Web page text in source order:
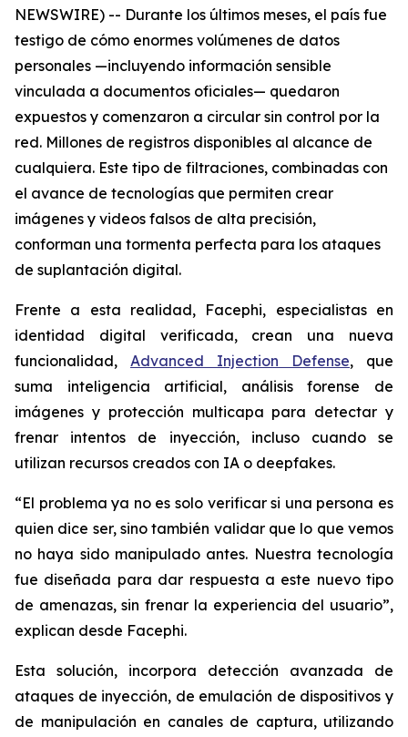
NEWSWIRE) -- Durante los últimos meses, el país fue
testigo de cómo enormes volúmenes de datos
personales —incluyendo información sensible
vinculada a documentos oficiales— quedaron
expuestos y comenzaron a circular sin control por la
red. Millones de registros disponibles al alcance de
cualquiera. Este tipo de filtraciones, combinadas con
el avance de tecnologías que permiten crear
imágenes y videos falsos de alta precisión,
conforman una tormenta perfecta para los ataques
de suplantación digital.
Frente a esta realidad, Facephi, especialistas en
identidad digital verificada, crean una nueva
funcionalidad, Advanced Injection Defense, que
suma inteligencia artificial, análisis forense de
imágenes y protección multicapa para detectar y
frenar intentos de inyección, incluso cuando se
utilizan recursos creados con IA o deepfakes.
“El problema ya no es solo verificar si una persona es
quien dice ser, sino también validar que lo que vemos
no haya sido manipulado antes. Nuestra tecnología
fue diseñada para dar respuesta a este nuevo tipo
de amenazas, sin frenar la experiencia del usuario”,
explican desde Facephi.
Esta solución, incorpora detección avanzada de
ataques de inyección, de emulación de dispositivos y
de manipulación en canales de captura, utilizando